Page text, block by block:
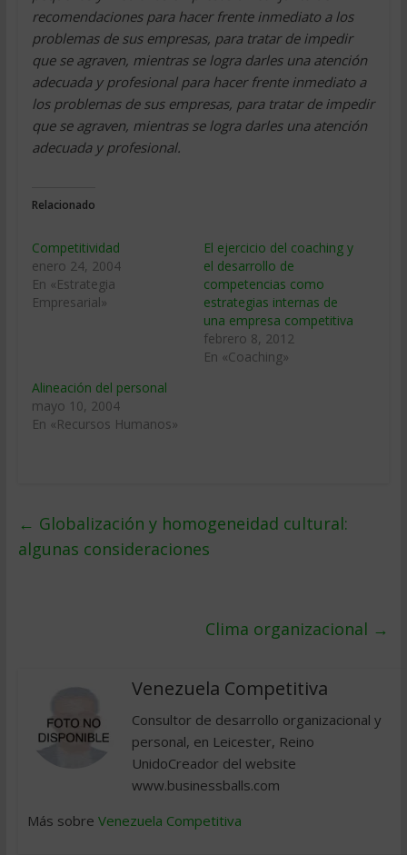
recomendaciones para hacer frente inmediato a los
problemas de sus empresas, para tratar de impedir
que se agraven, mientras se logra darles una atención
adecuada y profesional para hacer frente inmediato a
los problemas de sus empresas, para tratar de impedir
que se agraven, mientras se logra darles una atención
adecuada y profesional.
Relacionado
Competitividad
enero 24, 2004
En «Estrategia
Empresarial»
El ejercicio del coaching y
el desarrollo de
competencias como
estrategias internas de
una empresa competitiva
febrero 8, 2012
En «Coaching»
Alineación del personal
mayo 10, 2004
En «Recursos Humanos»
← Globalización y homogeneidad cultural:
algunas consideraciones
Clima organizacional →
Venezuela Competitiva
Consultor de desarrollo organizacional y
personal, en Leicester, Reino
UnidoCreador del website
www.businessballs.com
Más sobre Venezuela Competitiva